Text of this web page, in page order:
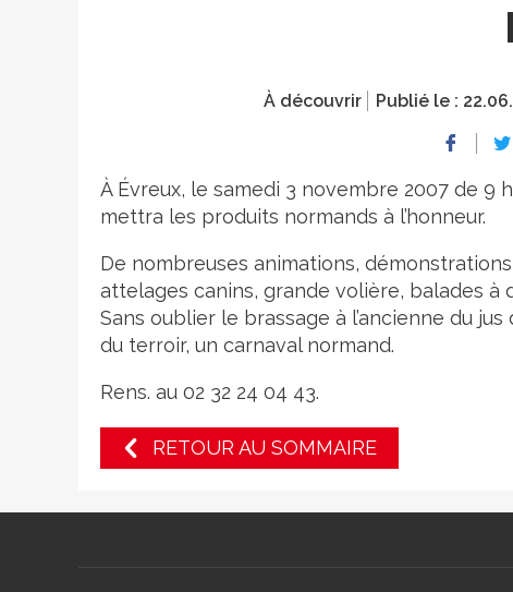
À découvrir Publié le :
À Évreux, le samedi 3 novembre 2007 de 9
mettra les produits normands à l’honneur.
De nombreuses animations,
attelages canins, grande volière, balades à
Sans oublier le brassage à l’ancienne du
du terroir, un carnaval normand.
Rens. au 02 32 24 04 43.
RETOUR AU SOMMAIRE